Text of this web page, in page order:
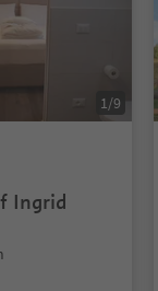
1/9
Ingrid